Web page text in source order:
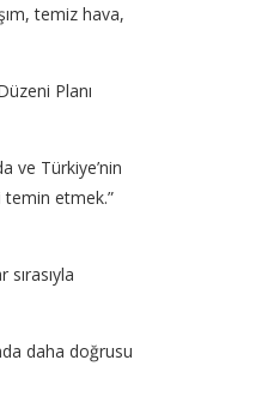
temiz hava,
Planı
ve Türkiye’nin
temin etmek.”
daha doğrusu